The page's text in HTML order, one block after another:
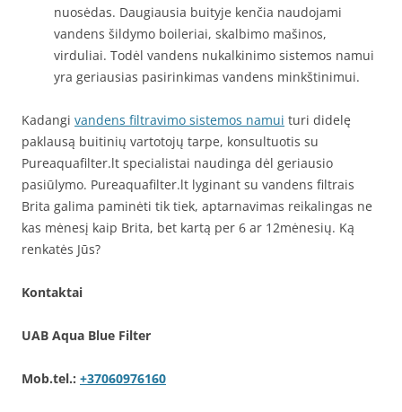
nuosėdas. Daugiausia buityje kenčia naudojami
vandens šildymo boileriai, skalbimo mašinos,
virduliai. Todėl vandens nukalkinimo sistemos namui
yra geriausias pasirinkimas vandens minkštinimui.
Kadangi vandens filtravimo sistemos namui turi didelę
paklausą buitinių vartotojų tarpe, konsultuotis su
Pureaquafilter.lt specialistai naudinga dėl geriausio
pasiūlymo. Pureaquafilter.lt lyginant su vandens filtrais
Brita galima paminėti tik tiek, aptarnavimas reikalingas ne
kas mėnesį kaip Brita, bet kartą per 6 ar 12mėnesių. Ką
renkatės Jūs?
Kontaktai
UAB Aqua Blue Filter
Mob.tel.: +37060976160